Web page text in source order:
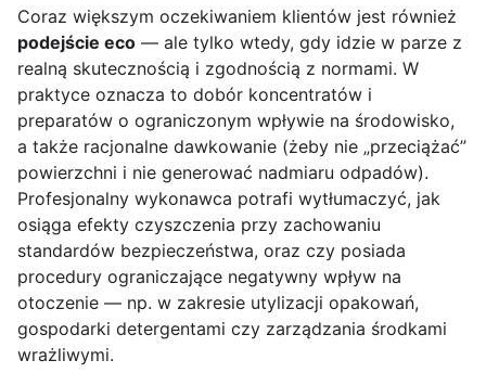
Coraz większym oczekiwaniem klientów jest również
podejście eco — ale tylko wtedy, gdy idzie w parze z
realną skutecznością i zgodnością z normami. W
praktyce oznacza to dobór koncentratów i
preparatów o ograniczonym wpływie na środowisko,
a także racjonalne dawkowanie (żeby nie „przeciążać”
powierzchni i nie generować nadmiaru odpadów).
Profesjonalny wykonawca potrafi wytłumaczyć, jak
osiąga efekty czyszczenia przy zachowaniu
standardów bezpieczeństwa, oraz czy posiada
procedury ograniczające negatywny wpływ na
otoczenie — np. w zakresie utylizacji opakowań,
gospodarki detergentami czy zarządzania środkami
wrażliwymi.